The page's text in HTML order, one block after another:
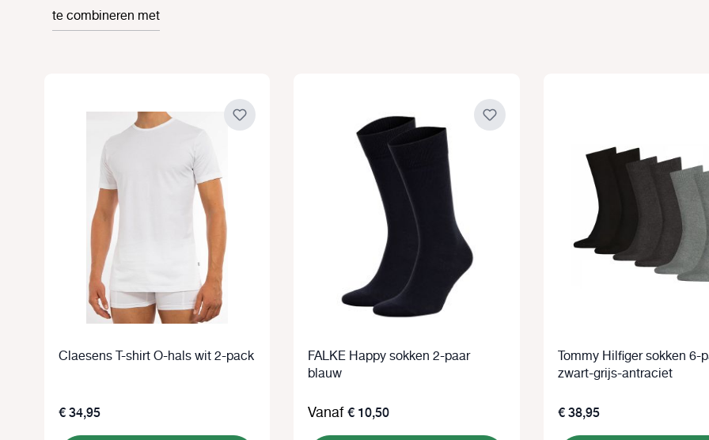
te combineren met
Claesens T-shirt O-hals wit 2-pack
€ 34,95
FALKE Happy sokken 2-paar
blauw
Vanaf€ 10,50
Tommy Hilfiger sokken 6-
zwart-grijs-antraciet
€ 38,95